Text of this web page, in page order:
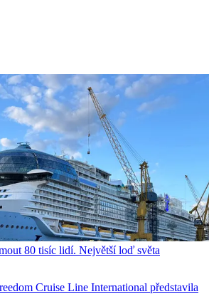
80 tisíc lidí. Největší loď světa
Cruise Line International představila